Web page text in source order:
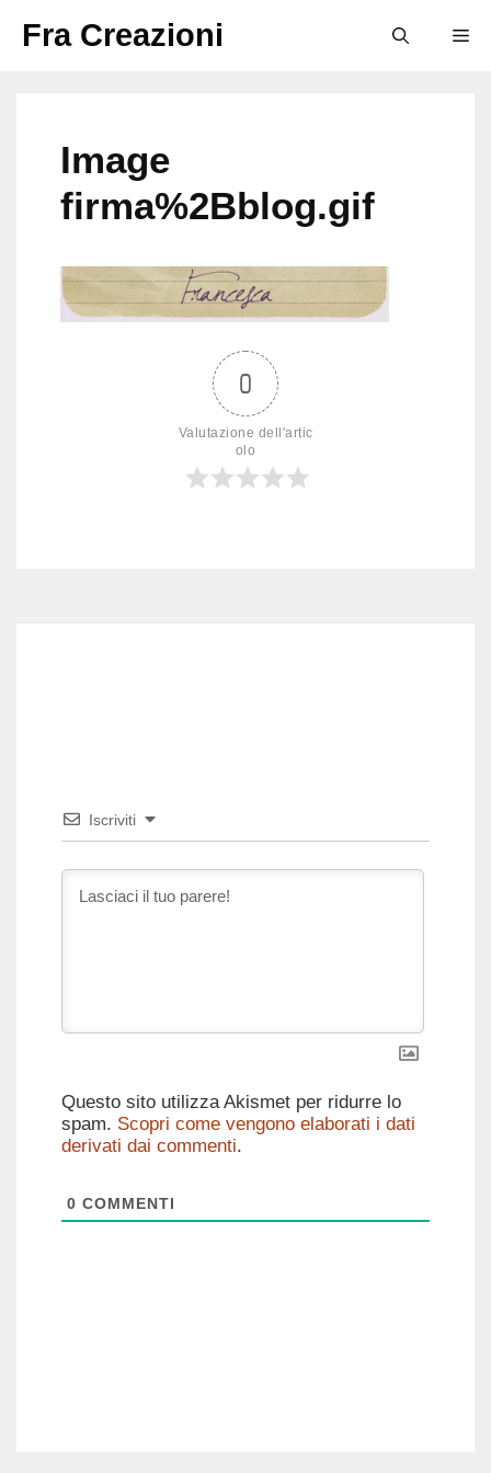
Fra Creazioni
Image
firma%2Bblog.gif
0
Valutazione dell'artic
olo
Iscriviti
Questo sito utilizza Akismet per ridurre lo
spam. Scopri come vengono elaborati i dati
derivati dai commenti.
0 COMMENTI